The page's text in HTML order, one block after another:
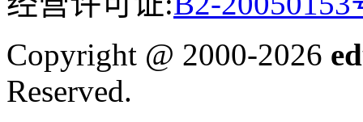
Copyright @ 2000-2026
Reserved.